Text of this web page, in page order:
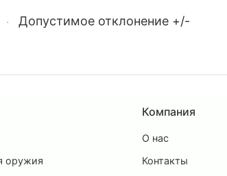
· Допустимое отклонение +/-
оружия
Компания
О нас
Контакты